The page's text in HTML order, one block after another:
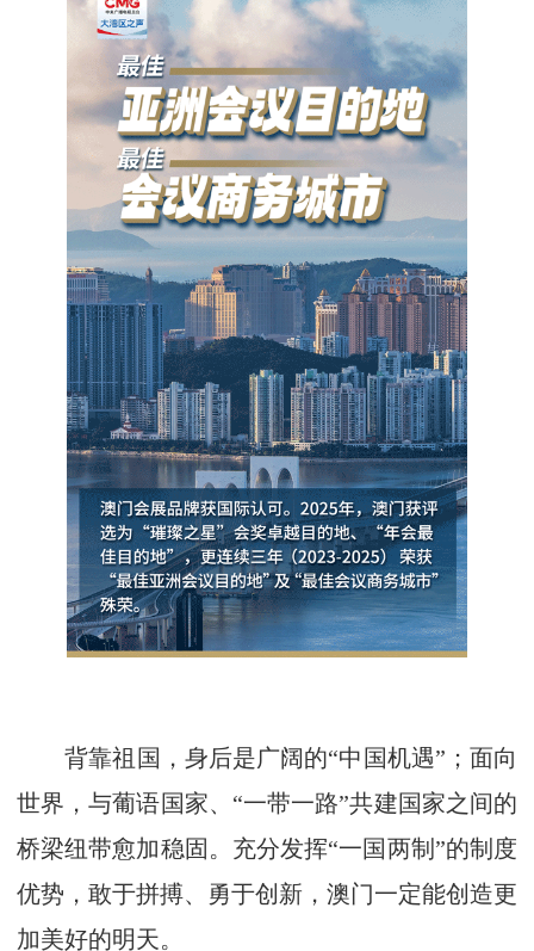
背靠祖国，身后是广阔的“中国机遇”；面向
世界，与葡语国家、“一带一路”共建国家之间的
桥梁纽带愈加稳固。充分发挥“一国两制”的制度
优势，敢于拼搏、勇于创新，澳门一定能创造更
加美好的明天。